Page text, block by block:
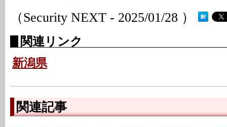
（Security NEXT - 2025/01/28 ）
関連リンク
新潟県
関連記事